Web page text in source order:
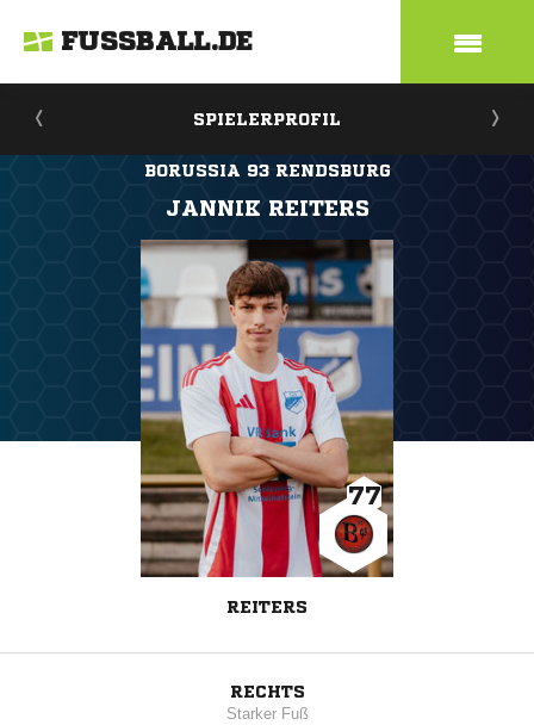
FUSSBALL.DE
SPIELERPROFIL
BORUSSIA 93 RENDSBURG
JANNIK REITERS
77
REITERS
RECHTS
Starker Fuß